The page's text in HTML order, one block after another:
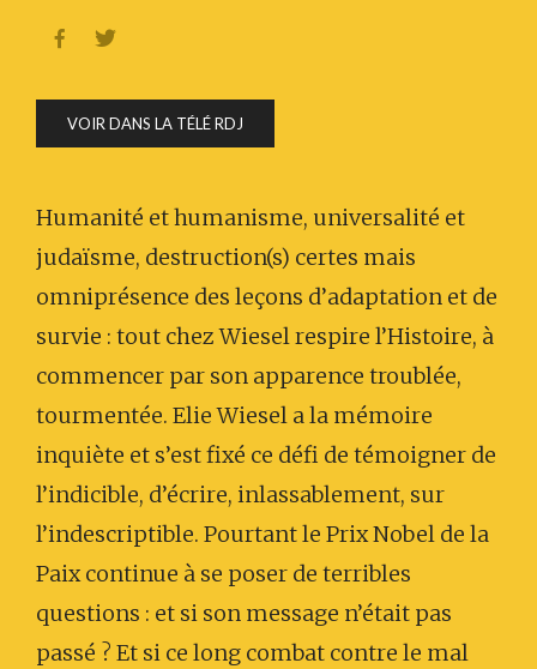
 
VOIR DANS LA TÉLÉ RDJ
Humanité et humanisme, universalité et
judaïsme, destruction(s) certes mais
omniprésence des leçons d’adaptation et de
survie : tout chez Wiesel respire l’Histoire, à
commencer par son apparence troublée,
tourmentée. Elie Wiesel a la mémoire
inquiète et s’est fixé ce défi de témoigner de
l’indicible, d’écrire, inlassablement, sur
l’indescriptible. Pourtant le Prix Nobel de la
Paix continue à se poser de terribles
questions : et si son message n’était pas
passé ? Et si ce long combat contre le mal